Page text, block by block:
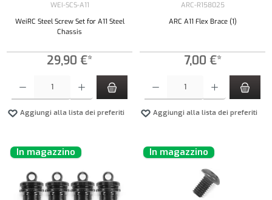
WEI-SCS-A11
WeiRC Steel Screw Set for A11 Steel
Chassis
29,90 €*
Aggiungi alla lista dei preferiti
ARC-R158025
ARC A11 Flex Brace (1)
7,00 €*
Aggiungi alla lista dei preferiti
In magazzino In magazzino